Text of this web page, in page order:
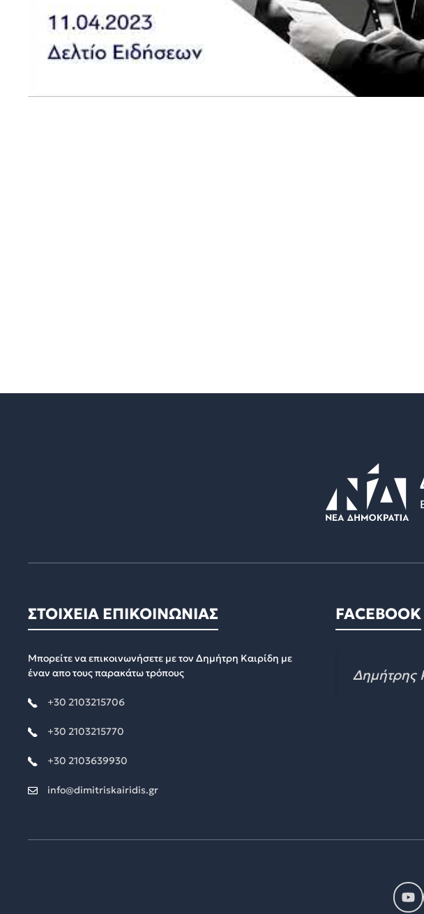
ΣΤΟΙΧΕΙΑ ΕΠΙΚΟΙΝΩΝΙΑΣ
Μπορείτε να επικοινωνήσετε με τον Δημήτρη Καιρίδη με
έναν απο τους παρακάτω τρόπους
+30 2103215706
+30 2103215770
+30 2103639930
info@dimitriskairidis.gr
FACEBOOK
Δημήτρης